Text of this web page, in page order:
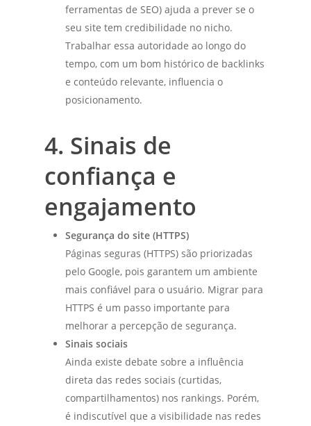
ferramentas de SEO) ajuda a prever se o
seu site tem credibilidade no nicho.
Trabalhar essa autoridade ao longo do
tempo, com um bom histórico de backlinks
e conteúdo relevante, influencia o
posicionamento.
4. Sinais de
confiança e
engajamento
Segurança do site (HTTPS)
Páginas seguras (HTTPS) são priorizadas
pelo Google, pois garantem um ambiente
mais confiável para o usuário. Migrar para
HTTPS é um passo importante para
melhorar a percepção de segurança.
Sinais sociais
Ainda existe debate sobre a influência
direta das redes sociais (curtidas,
compartilhamentos) nos rankings. Porém,
é indiscutível que a visibilidade nas redes